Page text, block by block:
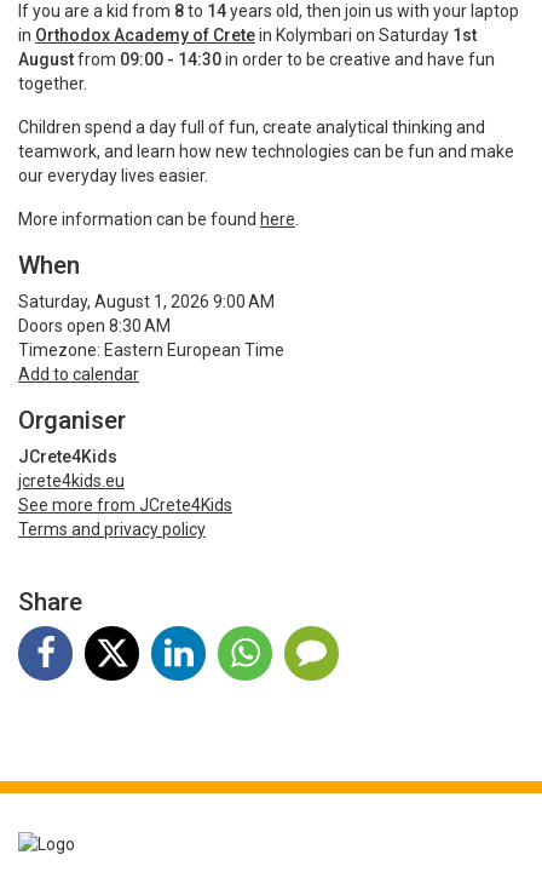
If you are a kid from 8to 14years old, then join us with your laptop
in Orthodox Academy of Cretein Kolymbari on Saturday 1st
Augustfrom 09:00 - 14:30in order to be creative and have fun
together.
Children spend a day full of fun, create analytical thinking and
teamwork, and learn how new technologies can be fun and make
our everyday lives easier.
More information can be found here
When
Saturday, August 1, 2026 9:00 AM
Doors open 8:30 AM
Timezone: Eastern European Time
Add to calendar
Organiser
JCrete4Kids
jcrete4kids.eu
See more from JCrete4Kids
Terms and privacy policy
Share